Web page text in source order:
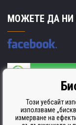
МОЖЕТЕ ДА НИ
Производителят на
ISO 9001. ISO 14001 и
Този уебсайт
използваме
измерване на